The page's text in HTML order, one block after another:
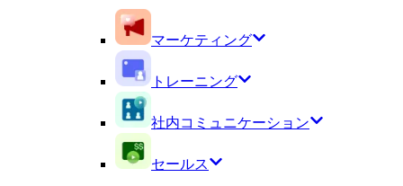
マーケティング
トレーニング
社内コミュニケーション
セールス